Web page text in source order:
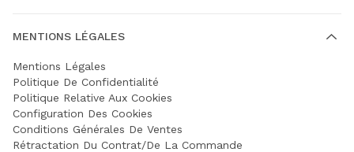
MENTIONS LÉGALES
Mentions Légales
Politique De Confidentialité
Politique Relative Aux Cookies
Configuration Des Cookies
Conditions Générales De Ventes
Rétractation Du Contrat/de La Commande